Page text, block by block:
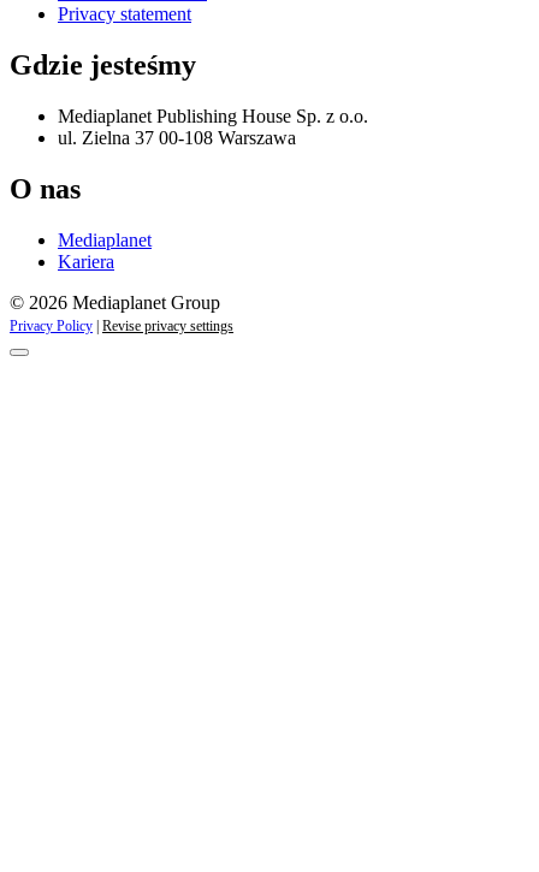
Privacy statement
Gdzie jesteśmy
Mediaplanet Publishing House Sp. z o.o.
ul. Zielna 37 00-108 Warszawa
O nas
Mediaplanet
Kariera
© 2026 Mediaplanet Group
Privacy Policy Revise privacy settings